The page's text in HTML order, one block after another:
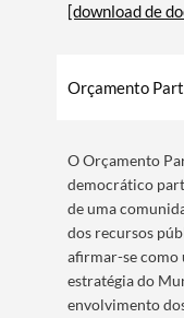
[download de
Orçamento
O Orçamento
democrático
de uma
dos recursos
afirmar-se como
estratégia do
envolvimento